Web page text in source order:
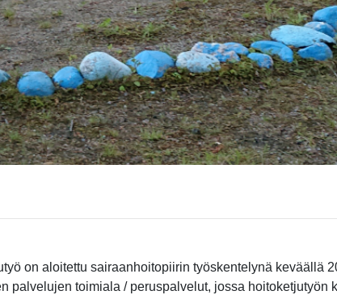
on aloitettu sairaanhoitopiirin työskentelynä keväällä
palvelujen toimiala / peruspalvelut, jossa hoitoketjutyön